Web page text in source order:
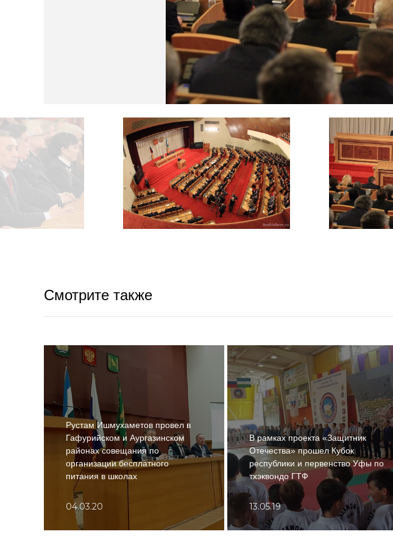
Смотрите также
Рустам Ишмухаметов провел в
Гафурийском и Аургазинском
районах совещания по
организации бесплатного
питания в школах
04.03.20
В рамках проекта «Защитник
Отечества» прошел Кубок
республики и первенство Уфы по
тхэквондо ГТФ
13.05.19